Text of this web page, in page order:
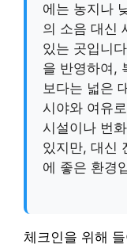
에는 농지나
의 소음 대신
있는 곳입니
을 반영하여,
보다는 넓은
시야와 여유
시설이나 번
있지만, 대신
에 좋은 환경
체크인을 위해